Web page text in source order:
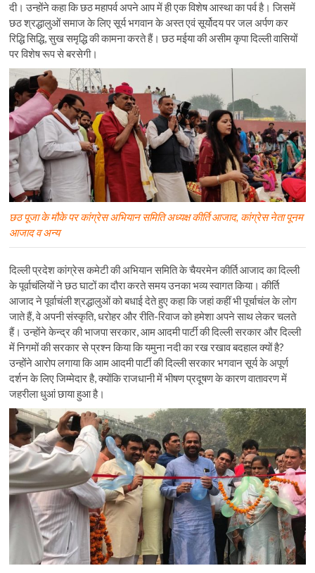
दी। उन्होंने कहा कि छठ महापर्व अपने आप में ही एक विशेष आस्था का पर्व है। जिसमें
छठ श्रद्धालुओं समाज के लिए सूर्य भगवान के अस्त एवं सूर्योदय पर जल अर्पण कर
रिद्धि सिद्धि, सुख समृद्धि की कामना करते हैं। छठ मईया की असीम कृपा दिल्ली वासियों
पर विशेष रूप से बरसेगी।
छठ पूजा के मौके पर कांग्रेस अभियान समिति अध्यक्ष कीर्ति आजाद, कांग्रेस नेता पूनम
आजाद व अन्य
दिल्ली प्रदेश कांग्रेस कमेटी की अभियान समिति के चैयरमेन कीर्ति आजाद का दिल्ली
के पूर्वाचंलियों ने छठ घाटों का दौरा करते समय उनका भव्य स्वागत किया। कीर्ति
आजाद ने पूर्वाचंली श्रद्धालुओं को बधाई देते हुए कहा कि जहां कहीं भी पूर्चाचंल के लोग
जाते हैं, वे अपनी संस्कृति, धरोहर और रीति-रिवाज को हमेशा अपने साथ लेकर चलते
हैं। उन्होंने केन्द्र की भाजपा सरकार, आम आदमी पार्टी की दिल्ली सरकार और दिल्ली
में निगमों की सरकार से प्रश्न किया कि यमुना नदी का रख रखाव बदहाल क्यों है?
उन्होंने आरोप लगाया कि आम आदमी पार्टी की दिल्ली सरकार भगवान सूर्य के अपूर्ण
दर्शन के लिए जिम्मेदार है, क्योंकि राजधानी में भीषण प्रदूषण के कारण वातावरण में
जहरीला धुआं छाया हुआ है।